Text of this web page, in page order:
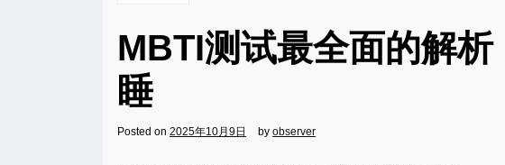
MBTI测试最全面的解
睡
Posted on 2025年10月9日 by observer